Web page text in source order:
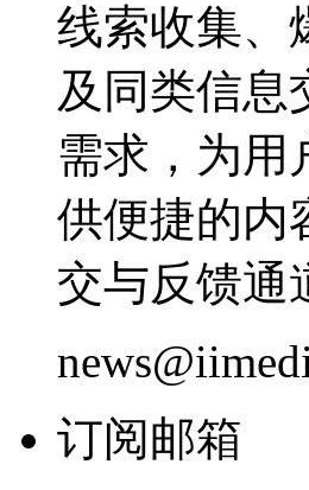
线索收集、
及同类信息
需求，为用
供便捷的内
交与反馈通
订阅邮箱